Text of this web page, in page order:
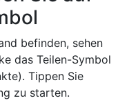
befinden, sehen
das Teilen-Symbol
Tippen Sie
zu starten.